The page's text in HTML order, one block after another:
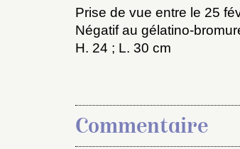
Prise de vue entre le 25
Négatif au gélatino-
H. 24 ; L. 30 cm
Commentaire